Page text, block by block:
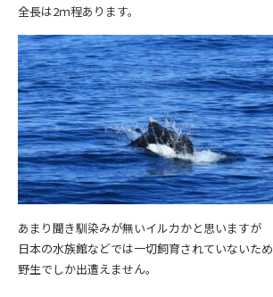
全長は2ｍ程あります。
あまり聞き馴染みが無いイルカかと思いますが
日本の水族館などでは一切飼育されていないため
野生でしか出遭えません。